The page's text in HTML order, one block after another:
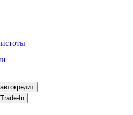
на автокредит
на Trade-In